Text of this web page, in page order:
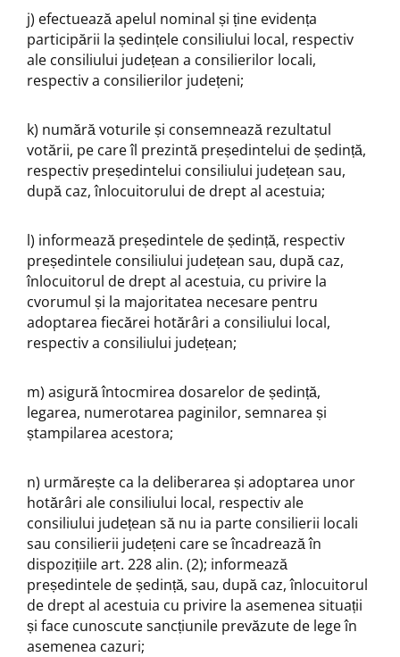
j) efectuează apelul nominal și ține evidența
participării la ședințele consiliului local, respectiv
ale consiliului județean a consilierilor locali,
respectiv a consilierilor județeni;
k) numără voturile și consemnează rezultatul
votării, pe care îl prezintă președintelui de ședință,
respectiv președintelui consiliului județean sau,
după caz, înlocuitorului de drept al acestuia;
l) informează președintele de ședință, respectiv
președintele consiliului județean sau, după caz,
înlocuitorul de drept al acestuia, cu privire la
cvorumul și la majoritatea necesare pentru
adoptarea fiecărei hotărâri a consiliului local,
respectiv a consiliului județean;
m) asigură întocmirea dosarelor de ședință,
legarea, numerotarea paginilor, semnarea și
ștampilarea acestora;
n) urmărește ca la deliberarea și adoptarea unor
hotărâri ale consiliului local, respectiv ale
consiliului județean să nu ia parte consilierii locali
sau consilierii județeni care se încadrează în
dispozițiile art. 228 alin. (2); informează
președintele de ședință, sau, după caz, înlocuitorul
de drept al acestuia cu privire la asemenea situații
și face cunoscute sancțiunile prevăzute de lege în
asemenea cazuri;